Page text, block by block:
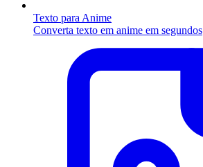
Texto para Anime
Converta texto em anime em segundos